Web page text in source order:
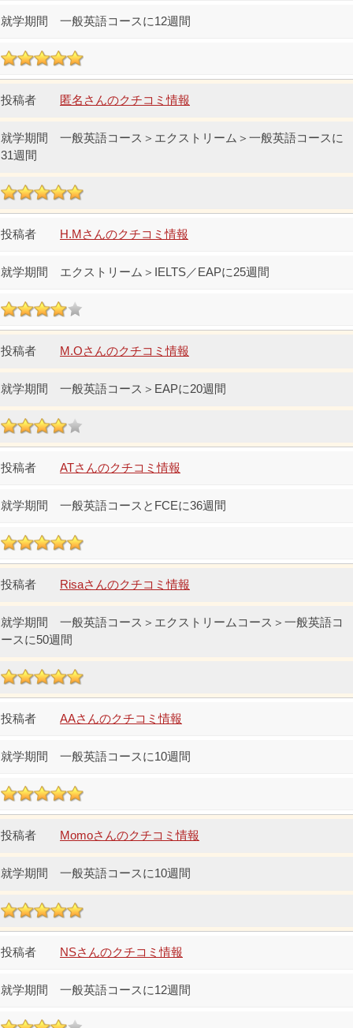
一般英語コースに12週間
匿名さんのクチコミ情報
一般英語コース＞エクストリーム＞一般英語コースに
31週間
H.Mさんのクチコミ情報
エクストリーム＞IELTS／EAPに25週間
M.Oさんのクチコミ情報
一般英語コース＞EAPに20週間
ATさんのクチコミ情報
一般英語コースとFCEに36週間
Risaさんのクチコミ情報
一般英語コース＞エクストリームコース＞一般英語コ
ースに50週間
AAさんのクチコミ情報
一般英語コースに10週間
Momoさんのクチコミ情報
一般英語コースに10週間
NSさんのクチコミ情報
一般英語コースに12週間